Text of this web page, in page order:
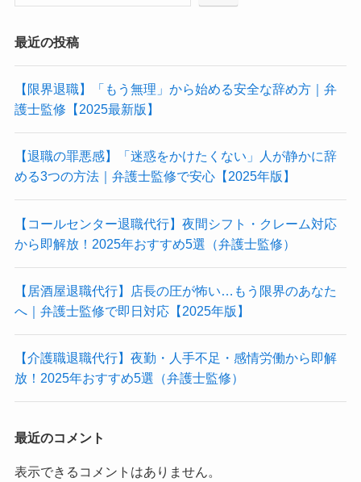
最近の投稿
【限界退職】「もう無理」から始める安全な辞め方｜弁
護士監修【2025最新版】
【退職の罪悪感】「迷惑をかけたくない」人が静かに辞
める3つの方法｜弁護士監修で安心【2025年版】
【コールセンター退職代行】夜間シフト・クレーム対応
から即解放！2025年おすすめ5選（弁護士監修）
【居酒屋退職代行】店長の圧が怖い…もう限界のあなた
へ｜弁護士監修で即日対応【2025年版】
【介護職退職代行】夜勤・人手不足・感情労働から即解
放！2025年おすすめ5選（弁護士監修）
最近のコメント
表示できるコメントはありません。